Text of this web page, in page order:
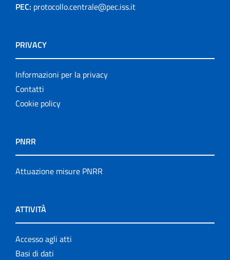
PEC: protocollo.centrale@pec.iss.it
PRIVACY
Informazioni per la privacy
Contatti
Cookie policy
PNRR
Attuazione misure PNRR
ATTIVITÀ
Accesso agli atti
Basi di dati